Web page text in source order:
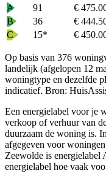
A
91 €
B
36 €
C
15* €
Op basis van 376
landelijk (afgelopen 12
woningtype en dezelfde
indicatief. Bron:
Een energielabel voor je
verkoop of verhuur van
duurzaam de woning is.
afgegeven voor
Zeewolde is
energielabel hoe vaak